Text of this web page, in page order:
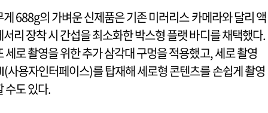
게 688g의 가벼운 신제품은 기존 미러리스 카메라와 달리 액
서리 장착 시 간섭을 최소화한 박스형 플랫 바디를 채택했다.
세로 촬영을 위한 추가 삼각대 구멍을 적용했고, 세로 촬영
사용자인터페이스)를 탑재해 세로형 콘텐츠를 손쉽게 촬영
수도 있다.